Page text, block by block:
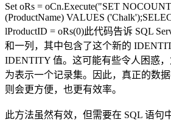
Set oRs = oCn.Execute("SET
(ProductName) VALUES
lProductID = oRs(0)此代码告诉 SQL
和一列，其中包含了这个新的
IDENTITY 值。这可能有些令人困惑
为表示一个记录集。因此，真正的数
则会更方便，也更有效率。
此方法虽然有效，但需要在 SQL 语句